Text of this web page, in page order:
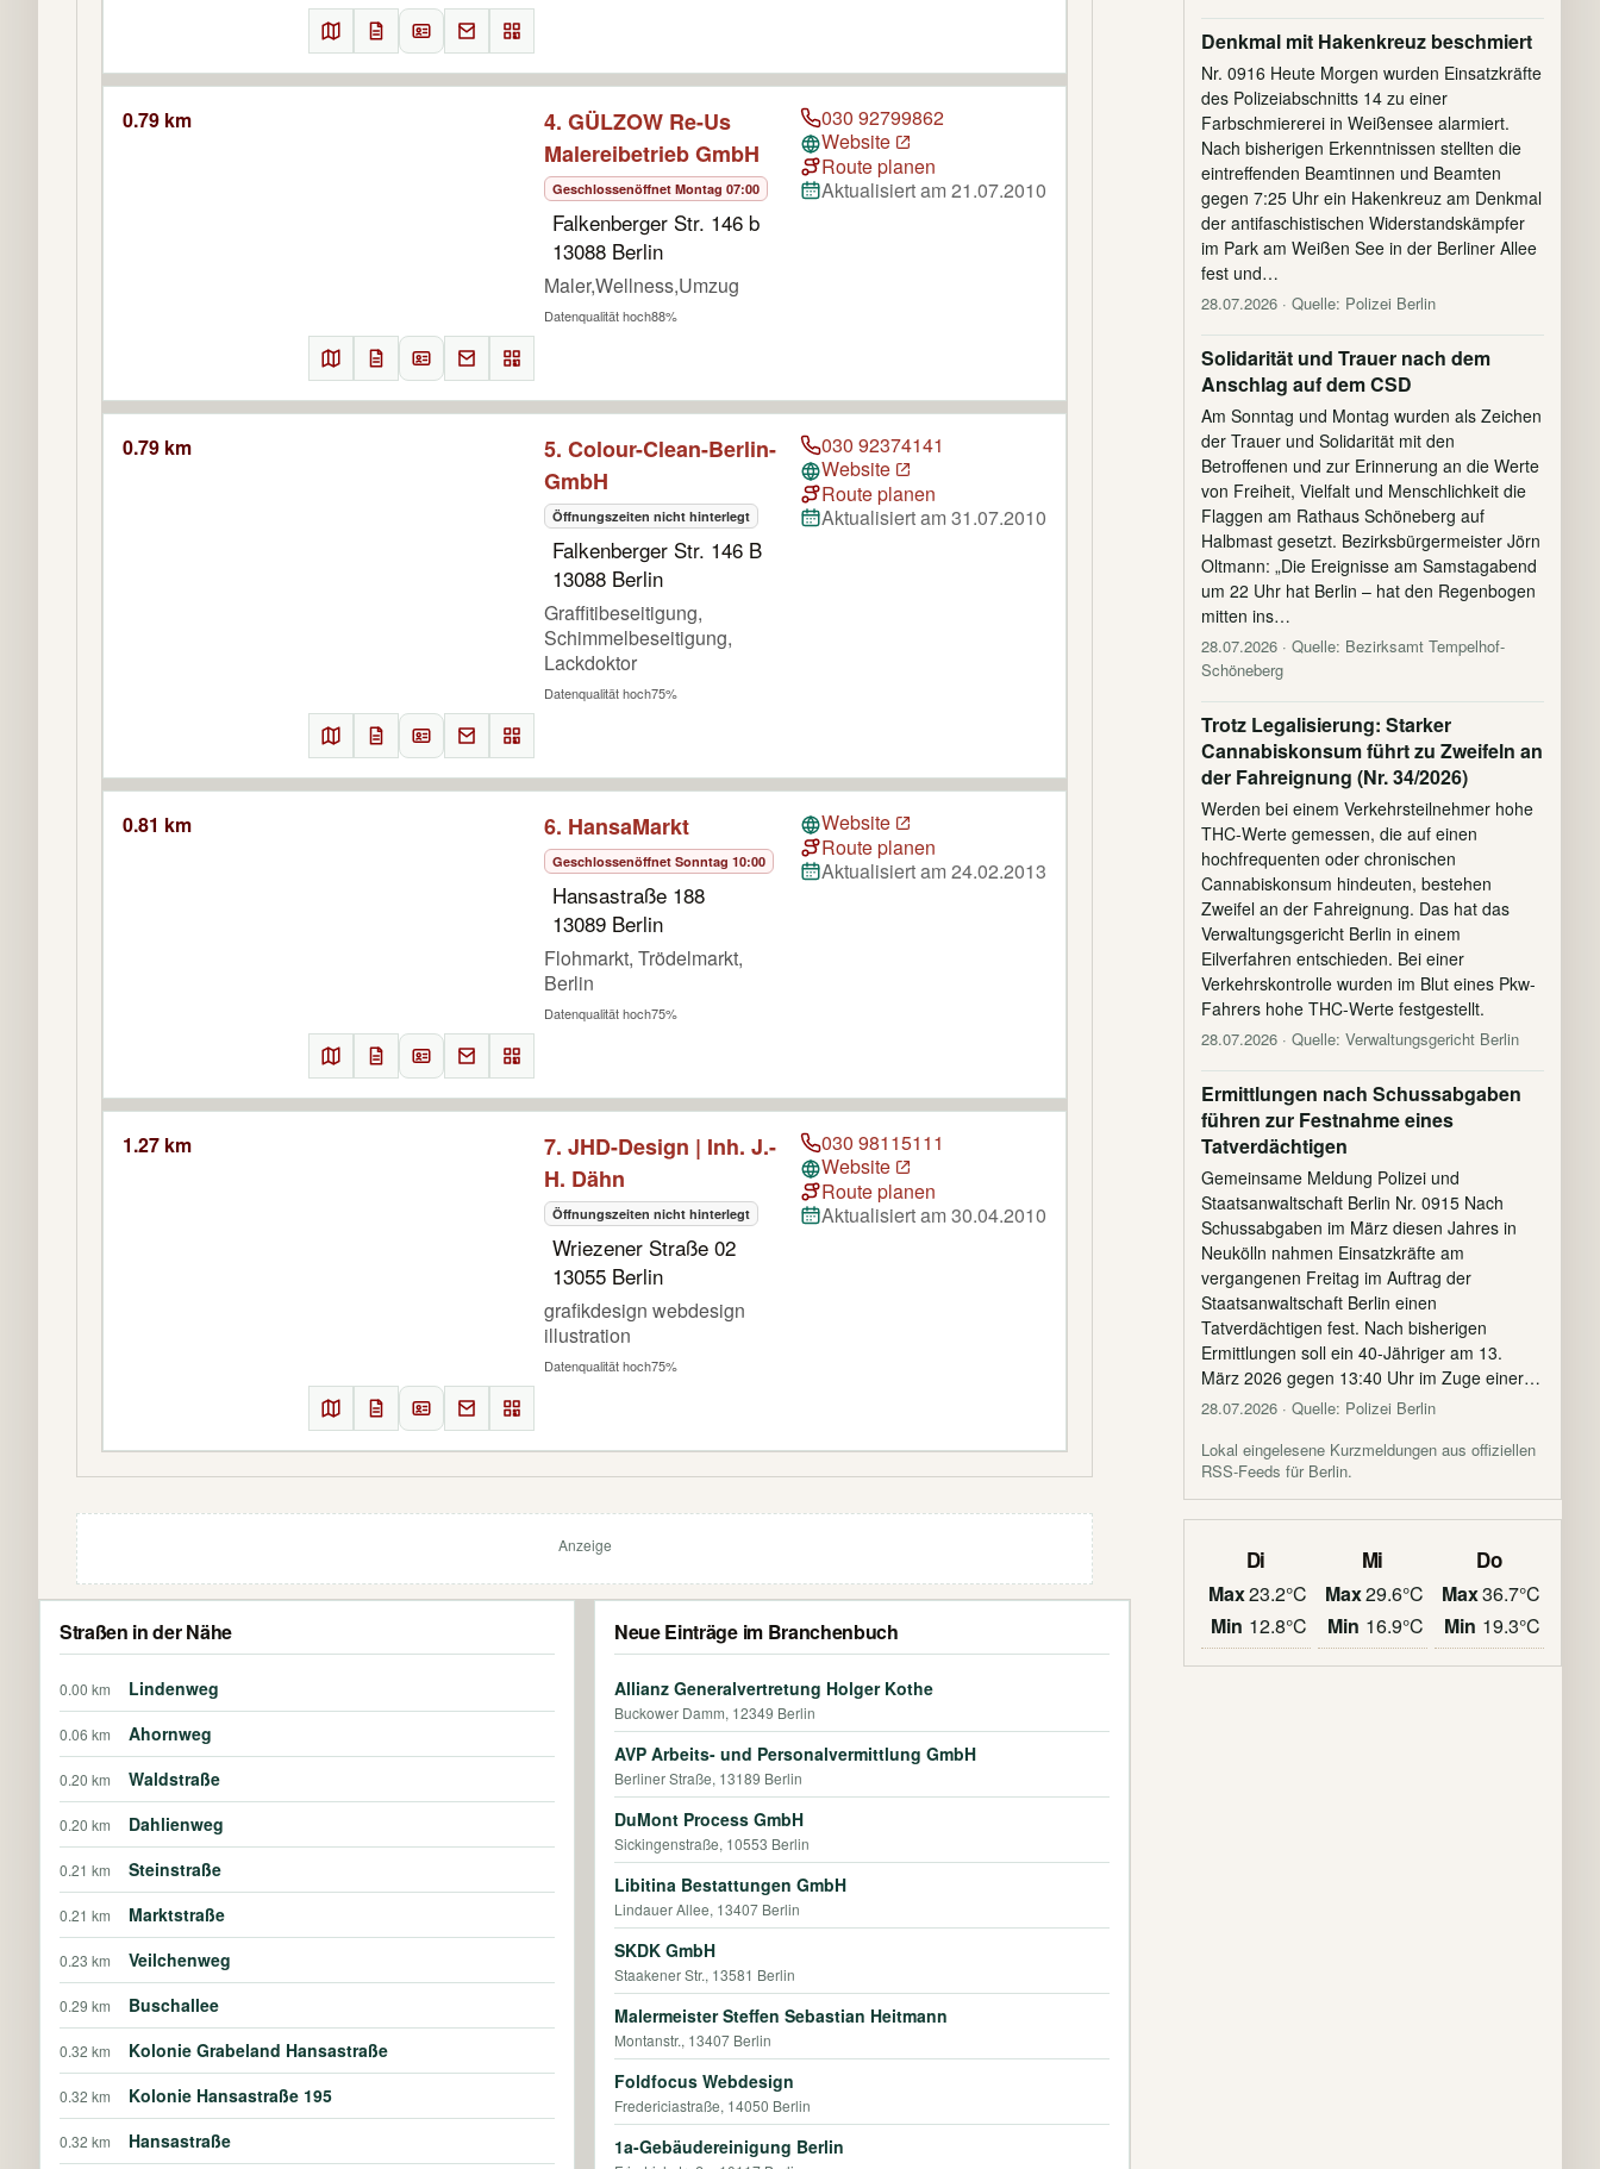
Denkmal mit Hakenkreuz beschmiert
Nr. 0916 Heute Morgen wurden Einsatzkräfte
des Polizeiabschnitts 14 zu einer
Farbschmiererei in Weißensee alarmiert.
Nach bisherigen Erkenntnissen stellten die
eintreffenden Beamtinnen und Beamten
gegen 7:25 Uhr ein Hakenkreuz am Denkmal
der antifaschistischen Widerstandskämpfer
im Park am Weißen See in der Berliner Allee
fest und…
28.07.2026 · Quelle: Polizei Berlin
Solidarität und Trauer nach dem
Anschlag auf dem CSD
Am Sonntag und Montag wurden als Zeichen
der Trauer und Solidarität mit den
Betroffenen und zur Erinnerung an die Werte
von Freiheit, Vielfalt und Menschlichkeit die
Flaggen am Rathaus Schöneberg auf
Halbmast gesetzt. Bezirksbürgermeister Jörn
Oltmann: „Die Ereignisse am Samstagabend
um 22 Uhr hat Berlin – hat den Regenbogen
mitten ins…
28.07.2026 · Quelle: Bezirksamt Tempelhof-
Schöneberg
Trotz Legalisierung: Starker
Cannabiskonsum führt zu Zweifeln an
der Fahreignung (Nr. 34/2026)
Werden bei einem Verkehrsteilnehmer hohe
THC-Werte gemessen, die auf einen
hochfrequenten oder chronischen
Cannabiskonsum hindeuten, bestehen
Zweifel an der Fahreignung. Das hat das
Verwaltungsgericht Berlin in einem
Eilverfahren entschieden. Bei einer
Verkehrskontrolle wurden im Blut eines Pkw-
Fahrers hohe THC-Werte festgestellt.
28.07.2026 · Quelle: Verwaltungsgericht Berlin
Ermittlungen nach Schussabgaben
führen zur Festnahme eines
Tatverdächtigen
Gemeinsame Meldung Polizei und
Staatsanwaltschaft Berlin Nr. 0915 Nach
Schussabgaben im März diesen Jahres in
Neukölln nahmen Einsatzkräfte am
vergangenen Freitag im Auftrag der
Staatsanwaltschaft Berlin einen
Tatverdächtigen fest. Nach bisherigen
Ermittlungen soll ein 40-Jähriger am 13.
März 2026 gegen 13:40 Uhr im Zuge einer…
28.07.2026 · Quelle: Polizei Berlin
Lokal eingelesene Kurzmeldungen aus offiziellen
RSS-Feeds für Berlin.
Di
Max23.2°C
Min 12.8°C
Mi
Max29.6°C
Min 16.9°C
Do
Max36.7°C
Min 19.3°C
0.79 km
4. GÜLZOW Re-Us
Malereibetrieb GmbH
Geschlossenöffnet Montag 07:00
Falkenberger Str. 146 b
13088 Berlin
Maler,Wellness,Umzug
Datenqualität hoch88%
030 92799862
Website
Route planen
Aktualisiert am 21.07.2010
0.79 km
5. Colour-Clean-Berlin-
GmbH
Öffnungszeiten nicht hinterlegt
Falkenberger Str. 146 B
13088 Berlin
Graffitibeseitigung,
Schimmelbeseitigung,
Lackdoktor
Datenqualität hoch75%
030 92374141
Website
Route planen
Aktualisiert am 31.07.2010
0.81 km 6. HansaMarkt
Geschlossenöffnet Sonntag 10:00
Hansastraße 188
13089 Berlin
Flohmarkt, Trödelmarkt,
Berlin
Datenqualität hoch75%
Website
Route planen
Aktualisiert am 24.02.2013
1.27 km
7. JHD-Design | Inh. J.-
H. Dähn
Öffnungszeiten nicht hinterlegt
Wriezener Straße 02
13055 Berlin
grafikdesign webdesign
illustration
Datenqualität hoch75%
030 98115111
Website
Route planen
Aktualisiert am 30.04.2010
Anzeige
Straßen in der Nähe
0.00 km Lindenweg
0.06 km Ahornweg
0.20 km Waldstraße
0.20 km Dahlienweg
0.21 km Steinstraße
0.21 km Marktstraße
0.23 km Veilchenweg
0.29 km Buschallee
0.32 km Kolonie Grabeland Hansastraße
0.32 km Kolonie Hansastraße 195
0.32 km Hansastraße
Neue Einträge im Branchenbuch
Allianz Generalvertretung Holger Kothe
Buckower Damm, 12349 Berlin
AVP Arbeits- und Personalvermittlung GmbH
Berliner Straße, 13189 Berlin
DuMont Process GmbH
Sickingenstraße, 10553 Berlin
Libitina Bestattungen GmbH
Lindauer Allee, 13407 Berlin
SKDK GmbH
Staakener Str., 13581 Berlin
Malermeister Steffen Sebastian Heitmann
Montanstr., 13407 Berlin
Foldfocus Webdesign
Fredericiastraße, 14050 Berlin
1a-Gebäudereinigung Berlin